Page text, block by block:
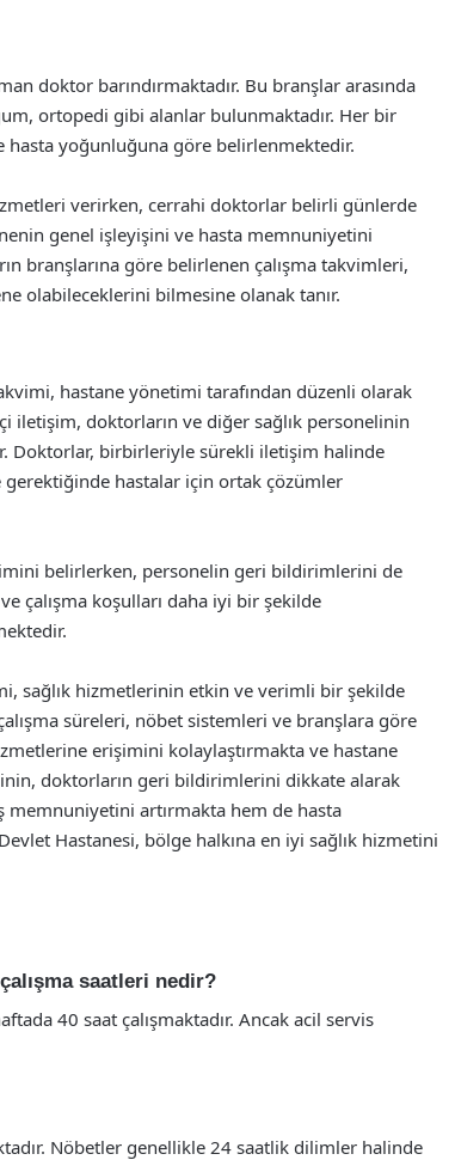
doktor barındırmaktadır. Bu branşlar arasında
ortopedi gibi alanlar bulunmaktadır. Her bir
hasta yoğunluğuna göre belirlenmektedir.
verirken, cerrahi doktorlar belirli günlerde
genel işleyişini ve hasta memnuniyetini
branşlarına göre belirlenen çalışma takvimleri,
olabileceklerini bilmesine olanak tanır.
hastane yönetimi tarafından düzenli olarak
iletişim, doktorların ve diğer sağlık personelinin
Doktorlar, birbirleriyle sürekli iletişim halinde
hastalar için ortak çözümler
belirlerken, personelin geri bildirimlerini de
çalışma koşulları daha iyi bir şekilde
sağlık hizmetlerinin etkin ve verimli bir şekilde
süreleri, nöbet sistemleri ve branşlara göre
erişimini kolaylaştırmakta ve hastane
doktorların geri bildirimlerini dikkate alarak
memnuniyetini artırmakta hem de hasta
Hastanesi, bölge halkına en iyi sağlık hizmetini
saatleri nedir?
40 saat çalışmaktadır. Ancak acil servis
Nöbetler genellikle 24 saatlik dilimler halinde